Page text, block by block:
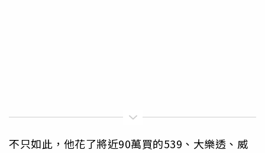
不只如此，他花了將近90萬買的539、大樂透、威